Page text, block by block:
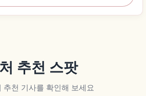
추천 스팟
추천 기사를 확인해 보세요